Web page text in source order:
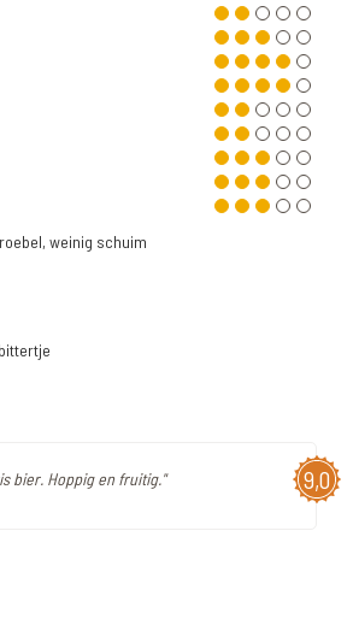
weinig schuim
9,0
bier. Hoppig en fruitig."